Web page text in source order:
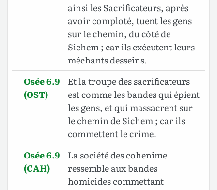
ainsi les Sacrificateurs, après
avoir comploté, tuent les gens
sur le chemin, du côté de
Sichem ; car ils exécutent leurs
méchants desseins.
Osée 6.9
(OST)
Et la troupe des sacrificateurs
est comme les bandes qui épient
les gens, et qui massacrent sur
le chemin de Sichem ; car ils
commettent le crime.
Osée 6.9
(CAH)
La société des cohenime
ressemble aux bandes
homicides commettant